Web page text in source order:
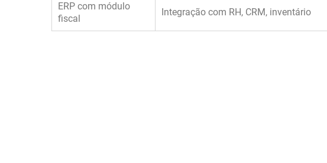
ERP com módulo
fiscal
Integração com RH, CRM, inventário